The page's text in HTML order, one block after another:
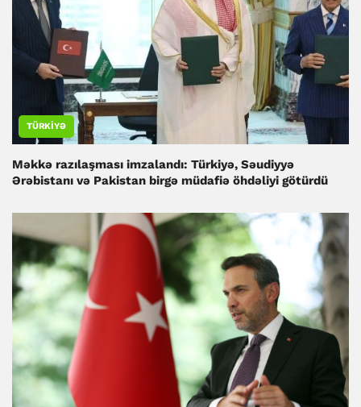
TÜRKIYƏ
Məkkə razılaşması imzalandı: Türkiyə, Səudiyyə
Ərəbistanı və Pakistan birgə müdafiə öhdəliyi götürdü